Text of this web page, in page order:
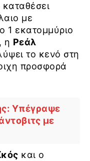
καταθέσει
με
1 εκατομμύριο
η Ρεάλ
το κενό στη
προσφορά
Υπέγραψε
με
και ο